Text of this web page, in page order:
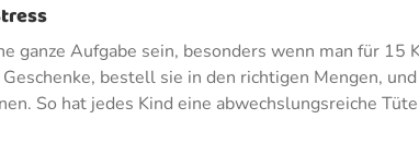
ganze Aufgabe sein, besonders wenn man für
bestell sie in den richtigen Mengen,
So hat jedes Kind eine abwechslungsreiche